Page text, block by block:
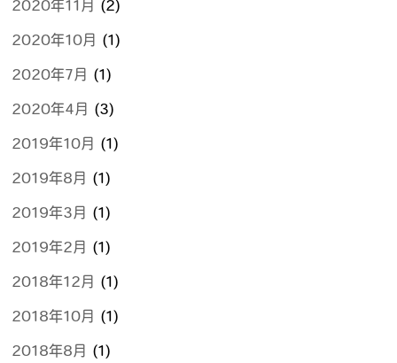
2020年11月 (2)
2020年10月 (1)
2020年7月 (1)
2020年4月 (3)
2019年10月 (1)
2019年8月 (1)
2019年3月 (1)
2019年2月 (1)
2018年12月 (1)
2018年10月 (1)
2018年8月 (1)